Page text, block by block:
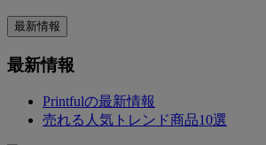
最新情報
最新情報
Printfulの最新情報
売れる人気トレンド商品10選